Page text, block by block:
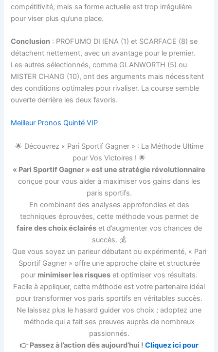
compétitivité, mais sa forme actuelle est trop irrégulière
pour viser plus qu’une place.
Conclusion : PROFUMO DI IENA (1) et SCARFACE (8) se
détachent nettement, avec un avantage pour le premier.
Les autres sélectionnés, comme GLANWORTH (5) ou
MISTER CHANG (10), ont des arguments mais nécessitent
des conditions optimales pour rivaliser. La course semble
ouverte derrière les deux favoris.
Meilleur Pronos Quinté VIP
🌟 Découvrez « Pari Sportif Gagner » : La Méthode Ultime
pour Vos Victoires ! 🌟
« Pari Sportif Gagner » est une stratégie révolutionnaire
conçue pour vous aider à maximiser vos gains dans les
paris sportifs.
En combinant des analyses approfondies et des
techniques éprouvées, cette méthode vous permet de
faire des choix éclairéset d’augmenter vos chances de
succès. 💰
Que vous soyez un parieur débutant ou expérimenté, « Pari
Sportif Gagner » offre une approche claire et structurée
pour minimiser les risques et optimiser vos résultats.
Facile à appliquer, cette méthode est votre partenaire idéal
pour transformer vos paris sportifs en véritables succès.
Ne laissez plus le hasard guider vos choix ; adoptez une
méthode qui a fait ses preuves auprès de nombreux
passionnés.
👉 Passez à l’action dès aujourd’hui ! Cliquez ici pour